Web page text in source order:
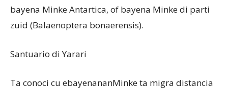
bayena Minke Antartica, of bayena Minke di parti
zuid (Balaenoptera bonaerensis).
Santuario di Yarari
Ta conoci cu ebayenananMinke ta migra distancia